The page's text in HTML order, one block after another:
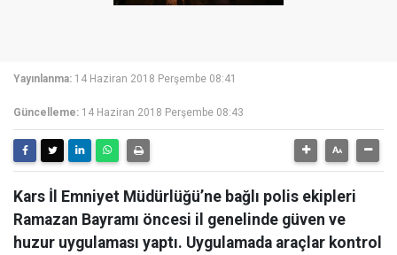
Yayınlanma: 14 Haziran 2018 Perşembe 08:41
Güncelleme: 14 Haziran 2018 Perşembe 08:43
Kars İl Emniyet Müdürlüğü’ne bağlı polis ekipleri
Ramazan Bayramı öncesi il genelinde güven ve
huzur uygulaması yaptı. Uygulamada araçlar kontrol